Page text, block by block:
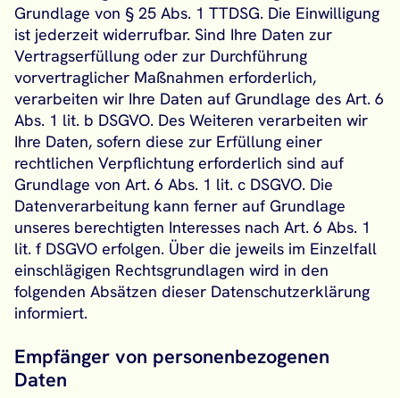
Grundlage von § 25 Abs. 1 TTDSG. Die Einwilligung
ist jederzeit widerrufbar. Sind Ihre Daten zur
Vertragserfüllung oder zur Durchführung
vorvertraglicher Maßnahmen erforderlich,
verarbeiten wir Ihre Daten auf Grundlage des Art. 6
Abs. 1 lit. b DSGVO. Des Weiteren verarbeiten wir
Ihre Daten, sofern diese zur Erfüllung einer
rechtlichen Verpflichtung erforderlich sind auf
Grundlage von Art. 6 Abs. 1 lit. c DSGVO. Die
Datenverarbeitung kann ferner auf Grundlage
unseres berechtigten Interesses nach Art. 6 Abs. 1
lit. f DSGVO erfolgen. Über die jeweils im Einzelfall
einschlägigen Rechtsgrundlagen wird in den
folgenden Absätzen dieser Datenschutzerklärung
informiert.
Empfänger von personenbezogenen
Daten